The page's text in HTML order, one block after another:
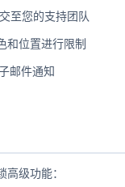
至您的支持团队
和位置进行限制
邮件通知
级功能：